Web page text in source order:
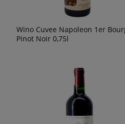
Wino Cuvee Napoleon 1er
Pinot Noir 0,75l